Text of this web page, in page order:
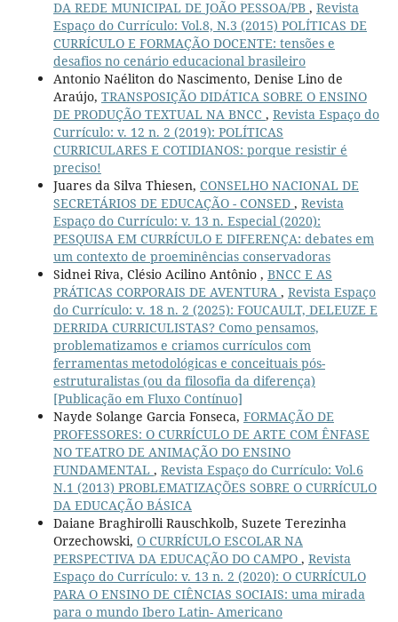
DA REDE MUNICIPAL DE JOÃO PESSOA/PB , Revista
Espaço do Currículo: Vol.8, N.3 (2015) POLÍTICAS DE
CURRÍCULO E FORMAÇÃO DOCENTE: tensões e
desafios no cenário educacional brasileiro
Antonio Naéliton do Nascimento, Denise Lino de
Araújo, TRANSPOSIÇÃO DIDÁTICA SOBRE O ENSINO
DE PRODUÇÃO TEXTUAL NA BNCC , Revista Espaço do
Currículo: v. 12 n. 2 (2019): POLÍTICAS
CURRICULARES E COTIDIANOS: porque resistir é
preciso!
Juares da Silva Thiesen, CONSELHO NACIONAL DE
SECRETÁRIOS DE EDUCAÇÃO - CONSED , Revista
Espaço do Currículo: v. 13 n. Especial (2020):
PESQUISA EM CURRÍCULO E DIFERENÇA: debates em
um contexto de proeminências conservadoras
Sidnei Riva, Clésio Acilino Antônio , BNCC E AS
PRÁTICAS CORPORAIS DE AVENTURA , Revista Espaço
do Currículo: v. 18 n. 2 (2025): FOUCAULT, DELEUZE E
DERRIDA CURRICULISTAS? Como pensamos,
problematizamos e criamos currículos com
ferramentas metodológicas e conceituais pós-
estruturalistas (ou da filosofia da diferença)
[Publicação em Fluxo Contínuo]
Nayde Solange Garcia Fonseca, FORMAÇÃO DE
PROFESSORES: O CURRÍCULO DE ARTE COM ÊNFASE
NO TEATRO DE ANIMAÇÃO DO ENSINO
FUNDAMENTAL , Revista Espaço do Currículo: Vol.6
N.1 (2013) PROBLEMATIZAÇÕES SOBRE O CURRÍCULO
DA EDUCAÇÃO BÁSICA
Daiane Braghirolli Rauschkolb, Suzete Terezinha
Orzechowski, O CURRÍCULO ESCOLAR NA
PERSPECTIVA DA EDUCAÇÃO DO CAMPO , Revista
Espaço do Currículo: v. 13 n. 2 (2020): O CURRÍCULO
PARA O ENSINO DE CIÊNCIAS SOCIAIS: uma mirada
para o mundo Ibero Latin- Americano